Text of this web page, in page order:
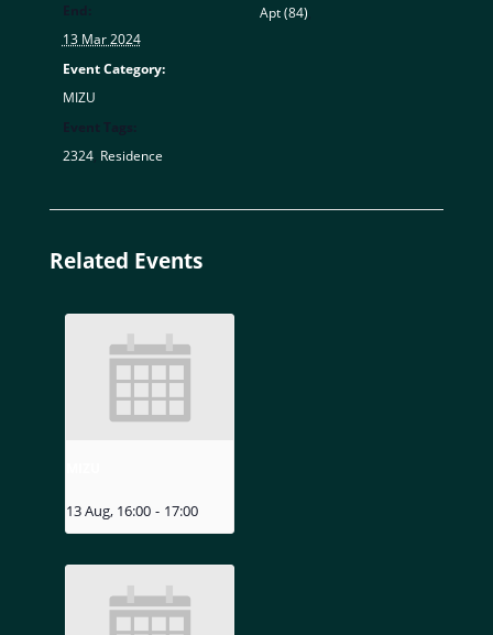
13 Mar 2024
Event Category:
MIZU
2324, Residence
Apt (84)
Related Events
13 Aug, 16:00 - 17:00